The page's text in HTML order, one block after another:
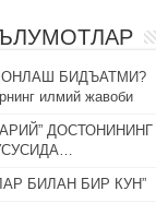
БИДЪАТМИ?
илмий жавоби
ДОСТОНИНИНГ
БИЛАН БИР КУН”